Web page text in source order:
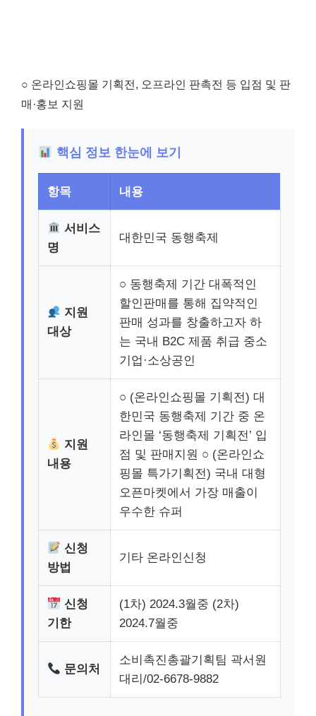
○ 온라인쇼핑몰 기획전, 오프라인 판촉전 등 입점 및 판
매·홍보 지원
핵심 정보 한눈에 보기
항목 내용
서비스
명
대한민국 동행축제
지원
대상
○ 동행축제 기간 대폭적인
할인판매를 통해 집약적인
판매 성과를 창출하고자 하
는 국내 B2C 제품 취급 중소
기업·소상공인
지원
내용
○ (온라인쇼핑몰 기획전) 대
한민국 동행축제 기간 중 온
라인몰 ‘동행축제 기획전’ 입
점 및 판매지원 ○ (온라인쇼
핑몰 특가기획전) 국내 대형
오픈마켓에서 가장 매출이
우수한 슈퍼
신청
방법
기타 온라인신청
신청
기한
(1차) 2024.3월중 (2차)
2024.7월중
문의처
소비촉진총괄기획팀 곽서원
대리/02-6678-9882